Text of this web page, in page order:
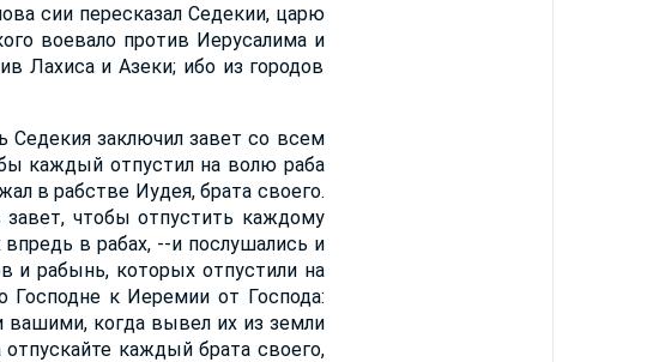
сии пересказал Седекии, царю
воевало против Иерусалима и
Лахиса и Азеки; ибо из городов
Седекия заключил завет со всем
каждый отпустил на волю раба
в рабстве Иудея, брата своего.
чтобы отпустить каждому
в рабах, --и послушались и
и рабынь, которых отпустили на
Господне к Иеремии от Господа:
вашими, когда вывел их из земли
каждый брата своего,